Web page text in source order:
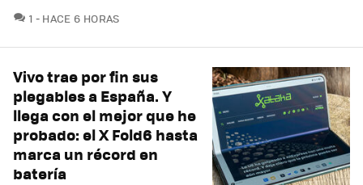
1 COMENTARIOS
HACE 6 HORAS
Vivo trae por fin sus
plegables a España. Y
llega con el mejor que he
probado: el X Fold6 hasta
marca un récord en
batería